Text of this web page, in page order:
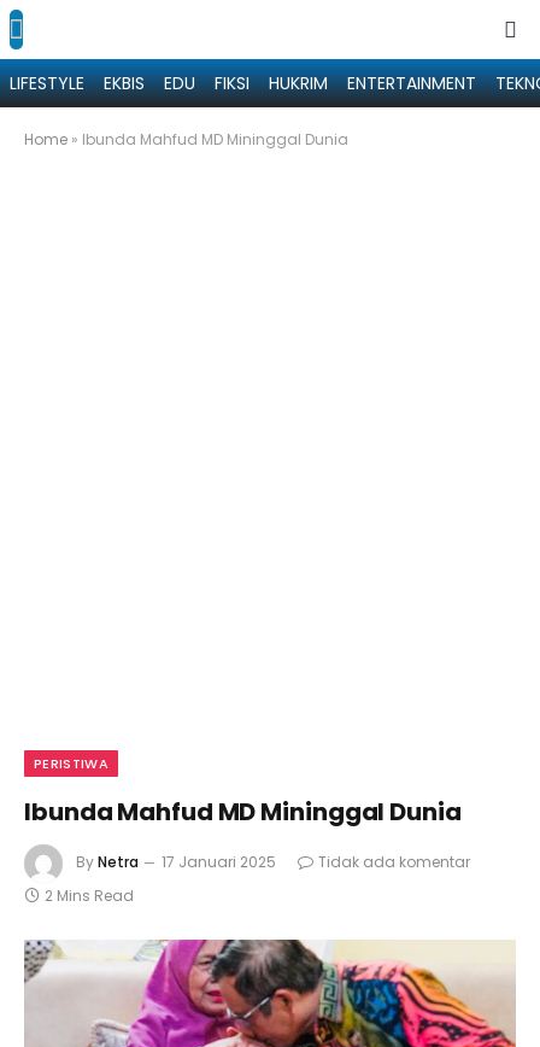
LIFESTYLE EKBIS EDU FIKSI HUKRIM ENTERTAINMENT
Home » Ibunda Mahfud MD Mininggal Dunia
PERISTIWA
Ibunda Mahfud MD Mininggal Dunia
ByNetra 17 Januari 2025
Tidak ada komentar
2 Mins Read